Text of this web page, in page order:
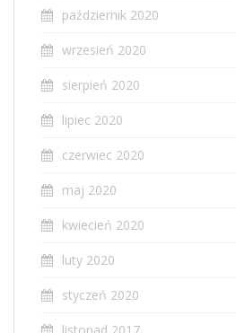
październik 2020
wrzesień 2020
sierpień 2020
lipiec 2020
czerwiec 2020
maj 2020
kwiecień 2020
luty 2020
styczeń 2020
listopad 2017